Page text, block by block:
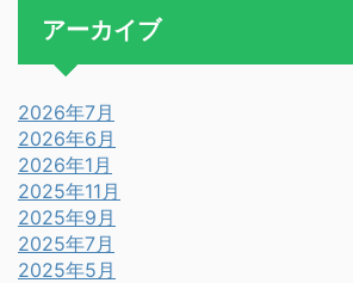
アーカイブ
2026年7月
2026年6月
2026年1月
2025年11月
2025年9月
2025年7月
2025年5月